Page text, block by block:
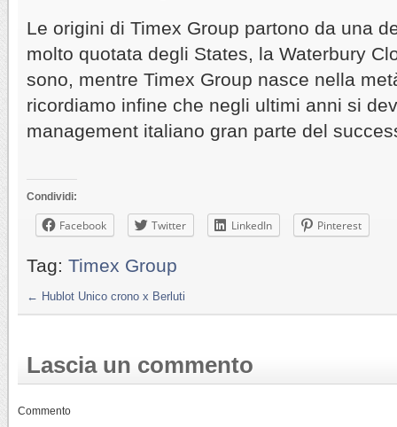
Le origini di Timex Group partono da una
molto quotata degli States, la Waterbury
sono, mentre Timex Group nasce nella
ricordiamo infine che negli ultimi anni si
management italiano gran parte del
Condividi:
Facebook Twitter LinkedIn Pinterest
Tag: Timex Group
← Hublot Unico crono x Berluti
Lascia un commento
Commento